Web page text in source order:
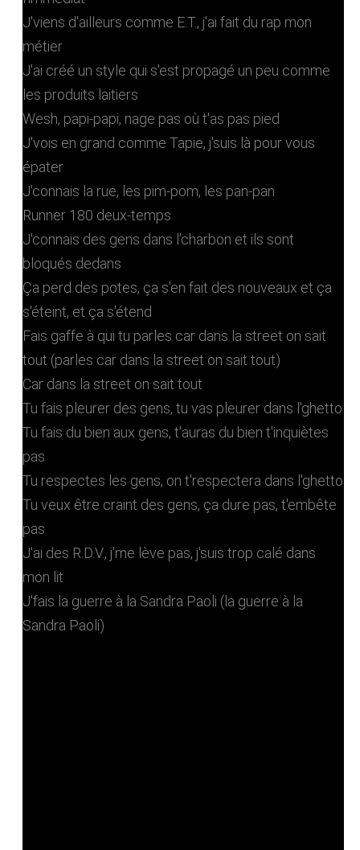
J'viens d'ailleurs comme E.T., j'ai fait du rap mon
métier
J'ai créé un style qui s'est propagé un peu comme
les produits laitiers
Wesh, papi-papi, nage pas où t'as pas pied
J'vois en grand comme Tapie, j'suis là pour vous
épater
J'connais la rue, les pim-pom, les pan-pan
Runner 180 deux-temps
J'connais des gens dans l'charbon et ils sont
bloqués dedans
Ça perd des potes, ça s'en fait des nouveaux et ça
s'éteint, et ça s'étend
Fais gaffe à qui tu parles car dans la street on sait
tout (parles car dans la street on sait tout)
Car dans la street on sait tout
Tu fais pleurer des gens, tu vas pleurer dans l'ghetto
Tu fais du bien aux gens, t'auras du bien t'inquiètes
pas
Tu respectes les gens, on t'respectera dans l'ghetto
Tu veux être craint des gens, ça dure pas, t'embête
pas
J'ai des R.D.V., j'me lève pas, j'suis trop calé dans
mon lit
J'fais la guerre à la Sandra Paoli (la guerre à la
Sandra Paoli)